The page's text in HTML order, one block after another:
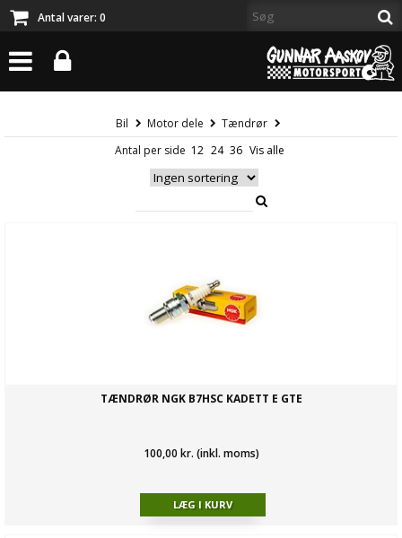
Antal varer: 0
Bil Motor dele
Tændrør
Antal per side
TÆNDRØR NGK B7HSC KADETT E GTE
100,00 kr. (inkl. moms)